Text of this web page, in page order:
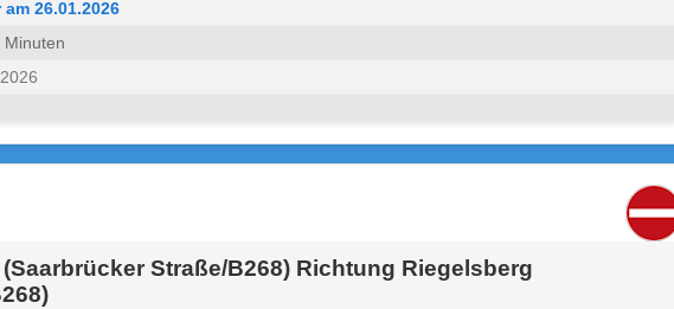
am 26.01.2026
Minuten
Straße/B268) Richtung Riegelsberg